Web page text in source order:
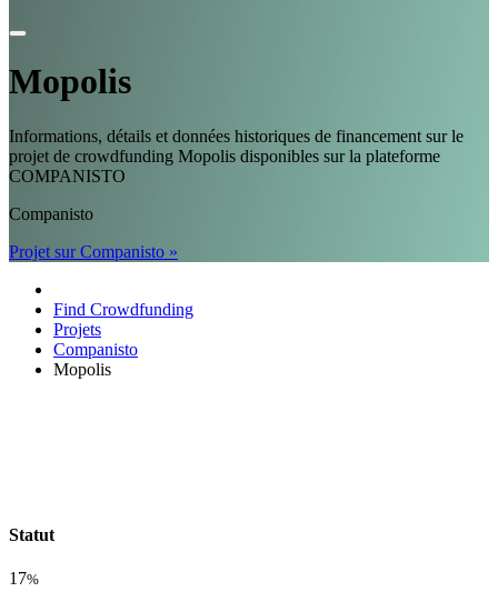
Mopolis
Informations, détails et données historiques de financement sur le
projet de crowdfunding Mopolis disponibles sur la plateforme
COMPANISTO
Companisto
Projet sur Companisto »
Find Crowdfunding
Projets
Companisto
Mopolis
Statut
17%